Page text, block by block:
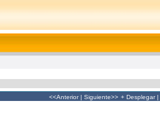
<<Anterior| Siguiente>> + Desplegar|